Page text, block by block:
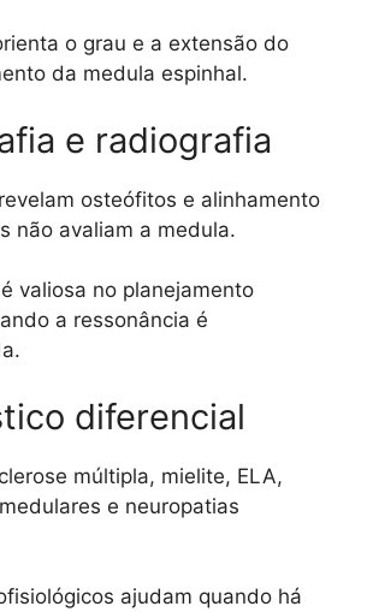
o grau e a extensão do
da medula espinhal.
e radiografia
osteófitos e alinhamento
não avaliam a medula.
valiosa no planejamento
a ressonância é
diferencial
múltipla, mielite, ELA,
e neuropatias
ajudam quando há